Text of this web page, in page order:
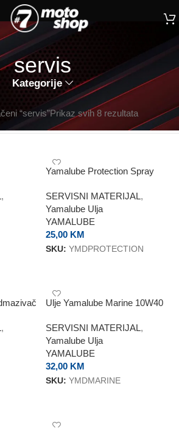
servis
Kategorije
“servis”Prikaz svih 8 rezultata
,
Yamalube Protection Spray
SERVISNI MATERIJAL,
Yamalube Ulja
YAMALUBE
25,00 KM
SKU: YMDPROTECTION
,
Ulje Yamalube Marine 10W40
SERVISNI MATERIJAL,
Yamalube Ulja
YAMALUBE
32,00 KM
SKU: YMDMARINE